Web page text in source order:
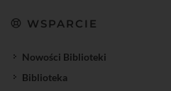
WSPARCIE
Nowości Biblioteki
Biblioteka